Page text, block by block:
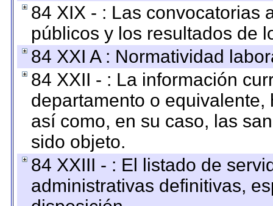
84 XIX - : Las convocatorias
públicos y los resultados de
84 XXI A : Normatividad
84 XXII - : La información
departamento o
así como, en su caso, las
sido objeto.
84 XXIII - : El listado de
administrativas definitivas,